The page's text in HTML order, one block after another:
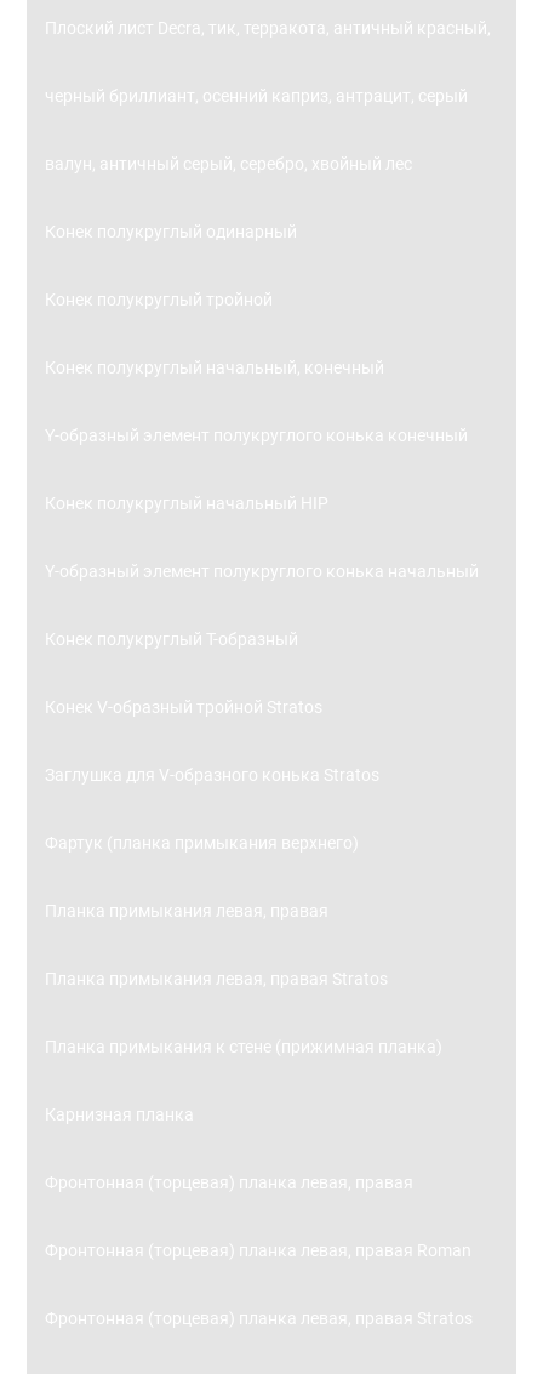
Плоский лист Decra, тик, терракота, античный красный,
черный бриллиант, осенний каприз, антрацит, серый
валун, античный серый, серебро, хвойный лес
Конек полукруглый одинарный
Конек полукруглый тройной
Конек полукруглый начальный, конечный
Y-образный элемент полукруглого конька конечный
Конек полукруглый начальный HIP
Y-образный элемент полукруглого конька начальный
Конек полукруглый Т-образный
Конек V-образный тройной Stratos
Заглушка для V-образного конька Stratos
Фартук (планка примыкания верхнего)
Планка примыкания левая, правая
Планка примыкания левая, правая Stratos
Планка примыкания к стене (прижимная планка)
Карнизная планка
Фронтонная (торцевая) планка левая, правая
Фронтонная (торцевая) планка левая, правая Roman
Фронтонная (торцевая) планка левая, правая Stratos